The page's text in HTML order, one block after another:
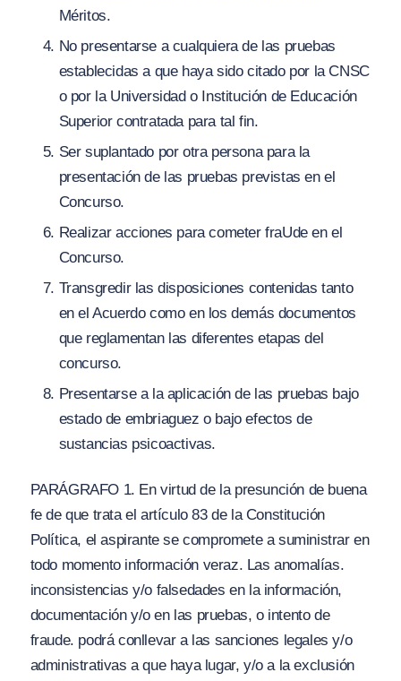
Méritos.
No presentarse a cualquiera de las pruebas
establecidas a que haya sido citado por la CNSC
o por la Universidad o Institución de Educación
Superior contratada para tal fin.
Ser suplantado por otra persona para la
presentación de las pruebas previstas en el
Concurso.
Realizar acciones para cometer fraUde en el
Concurso.
Transgredir las disposiciones contenidas tanto
en el Acuerdo como en los demás documentos
que reglamentan las diferentes etapas del
concurso.
Presentarse a la aplicación de las pruebas bajo
estado de embriaguez o bajo efectos de
sustancias psicoactivas.
PARÁGRAFO 1. En virtud de la presunción de buena
fe de que trata el artículo 83 de la Constitución
Política, el aspirante se compromete a suministrar en
todo momento información veraz. Las anomalías.
inconsistencias y/o falsedades en la información,
documentación y/o en las pruebas, o intento de
fraude. podrá conllevar a las sanciones legales y/o
administrativas a que haya lugar, y/o a la exclusión